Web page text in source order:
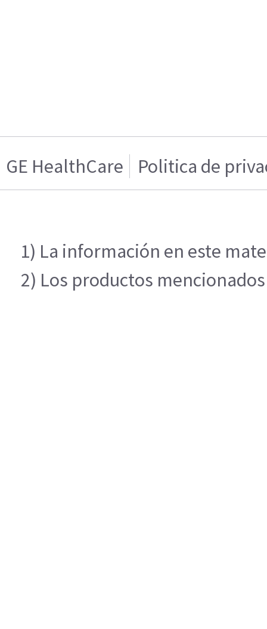
GE HealthCare Politica de
1) La información en este
2) Los productos